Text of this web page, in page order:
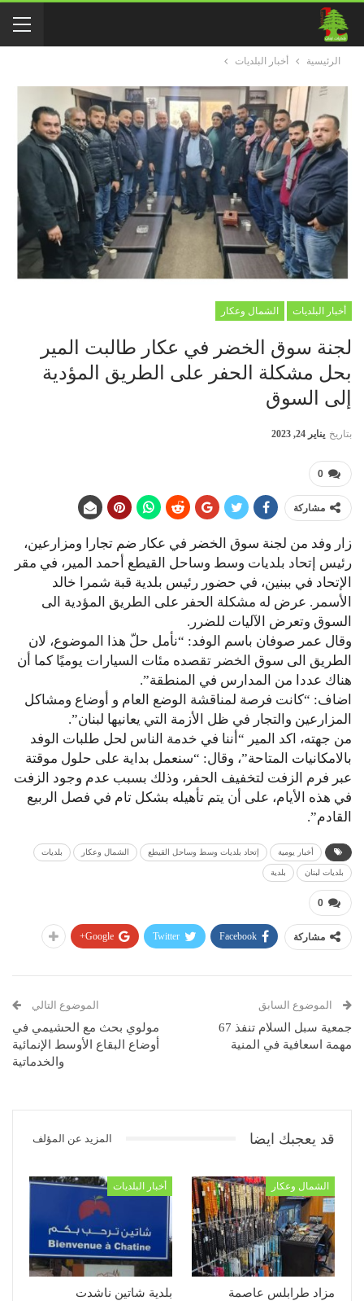
الرئيسية أخبار البلديات
أخبار البلديات الشمال وعكار
لجنة سوق الخضر في عكار طالبت المير
بحل مشكلة الحفر على الطريق المؤدية
إلى السوق
بتاريخ يناير 24, 2023
0
مشاركة
زار وفد من لجنة سوق الخضر في عكار ضم تجارا ومزارعين،
رئيس إتحاد بلديات وسط وساحل القيطع أحمد المير، في مقر
الإتحاد في ببنين، في حضور رئيس بلدية قبة شمرا خالد
الأسمر. عرض له مشكلة الحفر على الطريق المؤدية الى
السوق وتعرض الآليات للضرر.
وقال عمر صوفان باسم الوفد: “نأمل حلّ هذا الموضوع، لان
الطريق الى سوق الخضر تقصده مئات السيارات يوميًا كما أن
هناك عددا من المدارس في المنطقة”.
اضاف: “كانت فرصة لمناقشة الوضع العام و أوضاع ومشاكل
المزارعين والتجار في ظل الأزمة التي يعانيها لبنان”.
من جهته، اكد المير “أننا في خدمة الناس لحل طلبات الوفد
بالامكانيات المتاحة”، وقال: “سنعمل بداية على حلول موقتة
عبر فرم الزفت لتخفيف الحفر، وذلك بسبب عدم وجود الزفت
في هذه الأيام، على أن يتم تأهيله بشكل تام في فصل الربيع
القادم”.
أخبار يومية إتحاد بلديات وسط وساحل القيطع الشمال وعكار بلديات
بلديات لبنان بلدية
0
مشاركة Facebook
Twitter
Google+
الموضوع السابق
جمعية سبل السلام تنفذ 67
مهمة اسعافية في المنية
الموضوع التالي
مولوي بحث مع الحشيمي في
أوضاع البقاع الأوسط الإنمائية
والخدماتية
قد يعجبك ايضا المزيد عن المؤلف
الشمال وعكار
مزاد طرابلس عاصمة
أخبار البلديات
بلدية شاتين ناشدت